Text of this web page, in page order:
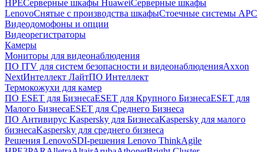
HPEСерверные шкафы HuaweiСерверные шкафы
LenovoСнятые с производства шкафыСтоечные системы APC
Видеодомофоны и опции
Видеорегистраторы
Камеры
Мониторы для видеонаблюдения
ПО ITV для систем безопасности и видеонаблюденияAxxon
NextИнтеллект ЛайтПО Интеллект
Термокожухи для камер
ПО ESET для БизнесаESET для Крупного БизнесаESET для
Малого БизнесаESET для Среднего Бизнеса
ПО Антивирус Kaspersky для БизнесаKaspersky для малого
бизнесаKaspersky для среднего бизнеса
Решения LenovoSDI-решения Lenovo ThinkAgile